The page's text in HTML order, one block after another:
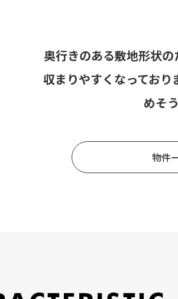
奥行きのある敷地形状
収まりやすくなっており
めそ
物件